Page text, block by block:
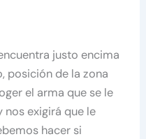
justo encima
posición de la zona
el arma que se le
nos exigirá que le
hacer si